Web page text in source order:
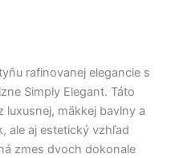
rafinovanej elegancie s
Simply Elegant. Táto
luxusnej, mäkkej bavlny a
ale aj estetický vzhľad
zmes dvoch dokonale